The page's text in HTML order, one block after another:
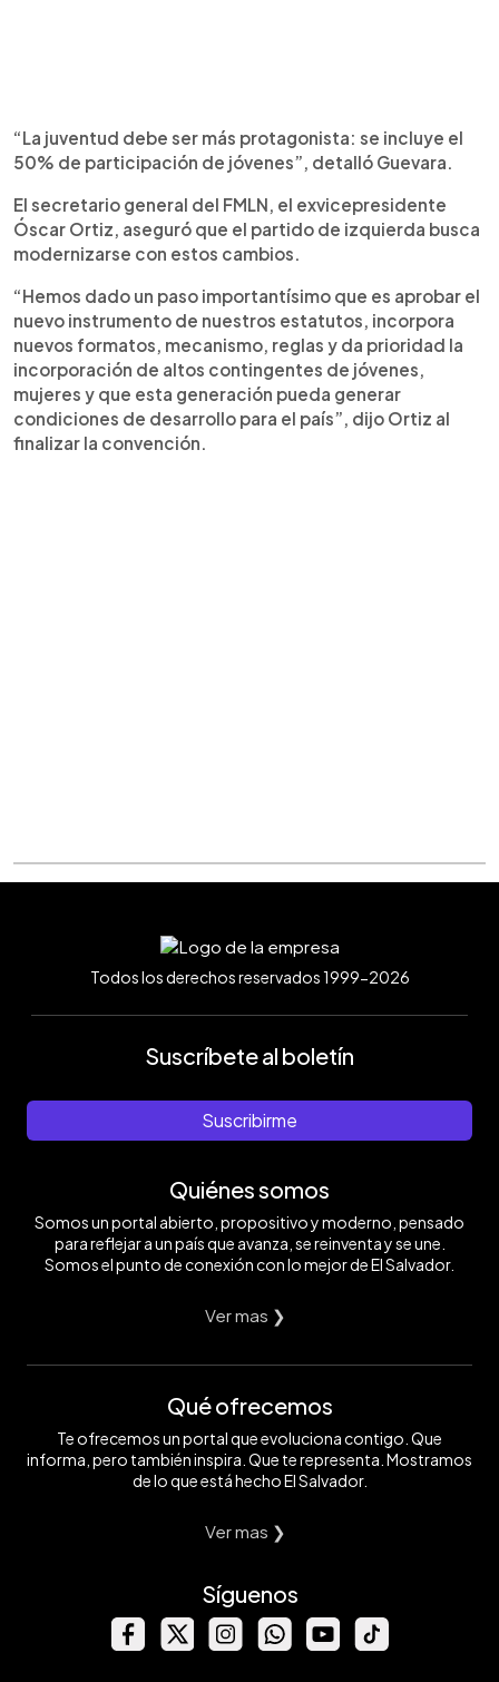
“La juventud debe ser más protagonista: se incluye el
50% de participación de jóvenes”, detalló Guevara.
El secretario general del FMLN, el exvicepresidente
Óscar Ortiz, aseguró que el partido de izquierda busca
modernizarse con estos cambios.
“Hemos dado un paso importantísimo que es aprobar el
nuevo instrumento de nuestros estatutos, incorpora
nuevos formatos, mecanismo, reglas y da prioridad la
incorporación de altos contingentes de jóvenes,
mujeres y que esta generación pueda generar
condiciones de desarrollo para el país”, dijo Ortiz al
finalizar la convención.
Todos los derechos reservados 1999-2026
Suscríbete al boletín
Suscribirme
Quiénes somos
Somos un portal abierto, propositivo y moderno, pensado
para reflejar a un país que avanza, se reinventa y se une.
Somos el punto de conexión con lo mejor de El Salvador.
Ver mas ❯
Qué ofrecemos
Te ofrecemos un portal que evoluciona contigo. Que
informa, pero también inspira. Que te representa. Mostramos
de lo que está hecho El Salvador.
Ver mas ❯
Síguenos